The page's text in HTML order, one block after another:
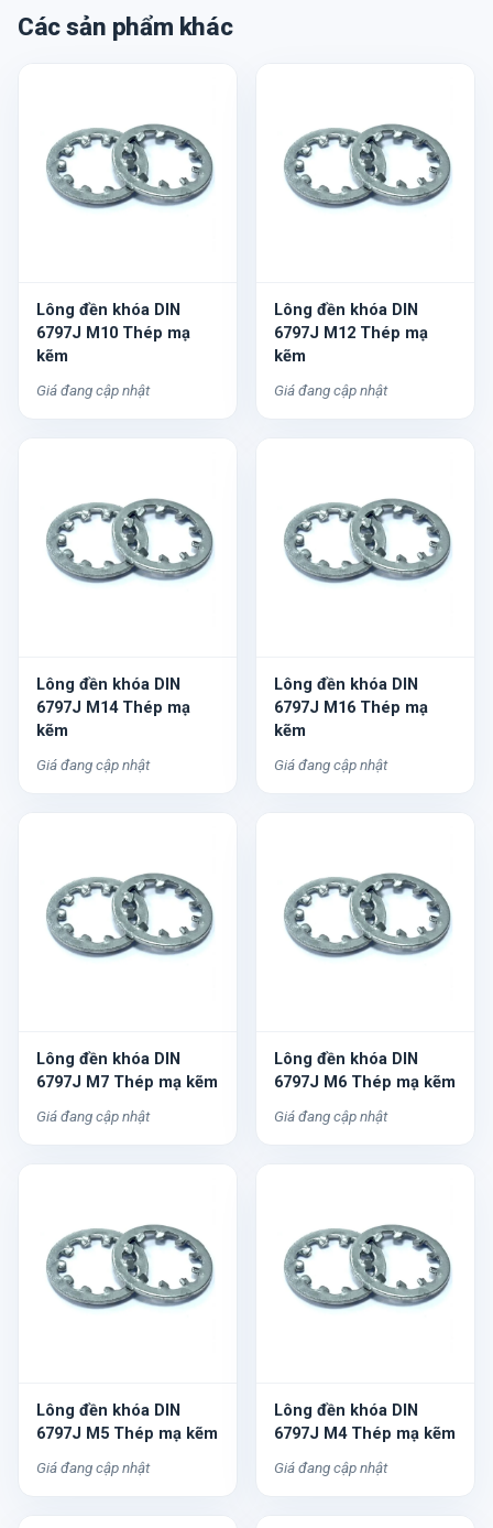
Các sản phẩm khác
Lông đền khóa DIN
6797J M10 Thép mạ
kẽm
Giá đang cập nhật
Lông đền khóa DIN
6797J M12 Thép mạ
kẽm
Giá đang cập nhật
Lông đền khóa DIN
6797J M14 Thép mạ
kẽm
Giá đang cập nhật
Lông đền khóa DIN
6797J M16 Thép mạ
kẽm
Giá đang cập nhật
Lông đền khóa DIN
6797J M7 Thép mạ kẽm
Giá đang cập nhật
Lông đền khóa DIN
6797J M6 Thép mạ kẽm
Giá đang cập nhật
Lông đền khóa DIN
6797J M5 Thép mạ kẽm
Giá đang cập nhật
Lông đền khóa DIN
6797J M4 Thép mạ kẽm
Giá đang cập nhật